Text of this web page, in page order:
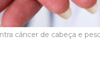
câncer de cabeça e